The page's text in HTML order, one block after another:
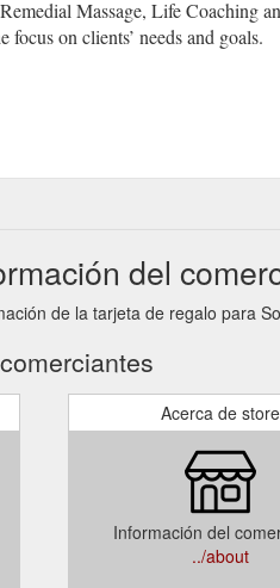
Massage, Life Coaching
on clients’ needs and goals.
del
de la tarjeta de regalo para
Acerca de store
Información del
../about